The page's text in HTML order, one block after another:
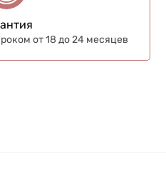
от 18 до 24 месяцев